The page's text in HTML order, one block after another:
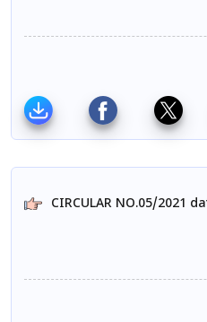
CIRCULAR NO.05/2021